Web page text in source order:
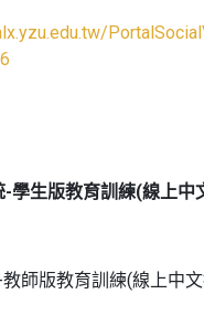
學生版教育訓練(線上中
師版教育訓練(線上中